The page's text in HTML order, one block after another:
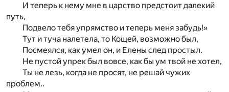
И теперь к нему мне в царство предстоит далекий
путь,
Подвело тебя упрямство и теперь меня забудь!»
Тут и туча налетела, то Кощей, возможно был,
Посмеялся, как умел он, и Елены след простыл.
Не пустой упрек был вовсе, как бы ум твой не хотел,
Ты не лезь, когда не просят, не решай чужих
проблем..